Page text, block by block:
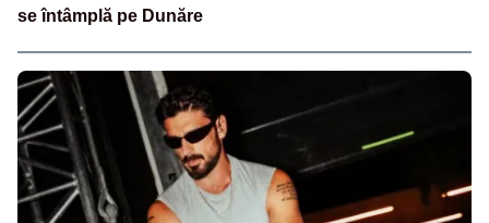
se întâmplă pe Dunăre